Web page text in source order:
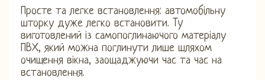
Просте та легке встановлення: автомобільну
шторку дуже легко встановити. Ty
виготовлений із самопоглинаючого матеріалу
ПВХ, який можна поглинути лише шляхом
очищення вікна, заощаджуючи час та час на
встановлення.